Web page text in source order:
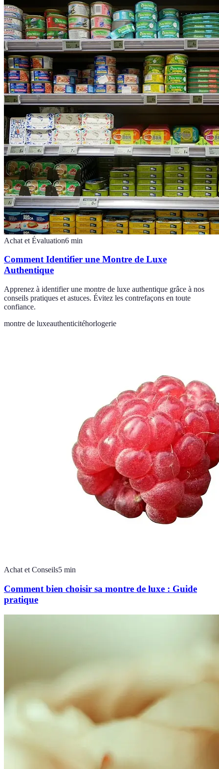
Achat et Évaluation6 min
Comment Identifier une Montre de Luxe
Authentique
Apprenez à identifier une montre de luxe authentique grâce à nos
conseils pratiques et astuces. Évitez les contrefaçons en toute
confiance.
montre de luxeauthenticitéhorlogerie
Achat et Conseils5 min
Comment bien choisir sa montre de luxe : Guide
pratique